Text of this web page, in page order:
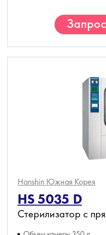
Hanshin Южная Корея
HS 5035 D
Стерилизатор с